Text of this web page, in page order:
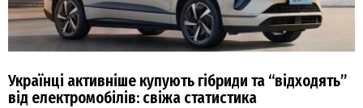
Українці активніше купують гібриди та “відходять”
від електромобілів: свіжа статистика